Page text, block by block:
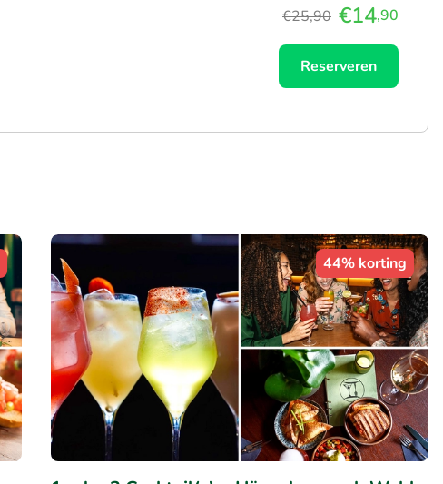
€25,90 €14,90
Reserveren
44% korting